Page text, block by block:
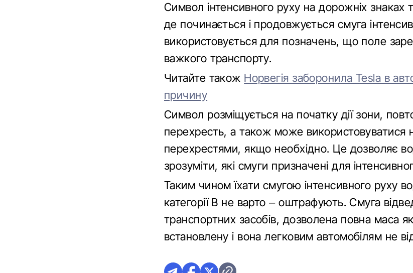
Символ інтенсивного руху на дорожніх знаках
де починається і продовжується смуга
використовується для позначень, що поле
важкого транспорту.
Читайте також Норвегія заборонила Tesla в
причину
Символ розміщується на початку дії зони,
перехресть, а також може використовуватися
перехрестями, якщо необхідно. Це дозволяє
зрозуміти, які смуги призначені для
Таким чином їхати смугою інтенсивного руху
категорії В не варто – оштрафують. Смуга
транспортних засобів, дозволена повна маса
встановлену і вона легковим автомобілям не